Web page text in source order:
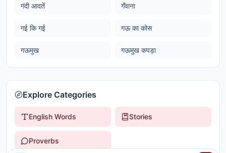
गंदी आदतें गँवाना
गई कि गई गऊ का कोस
गऊमुख गऊमुख कपड़ा
Explore Categories
English Words Stories
Proverbs